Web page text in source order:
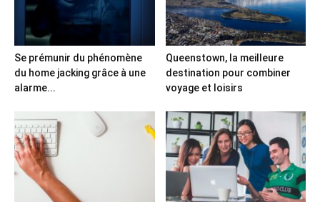
Se prémunir du phénomène
du home jacking grâce à une
alarme...
Queenstown, la meilleure
destination pour combiner
voyage et loisirs